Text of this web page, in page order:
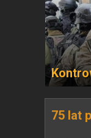
75 lat